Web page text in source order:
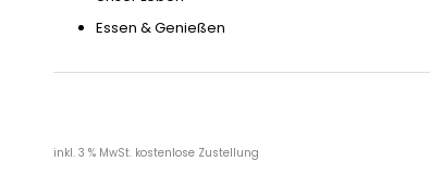
Essen & Genießen
inkl. 3 % MwSt. kostenlose Zustellung